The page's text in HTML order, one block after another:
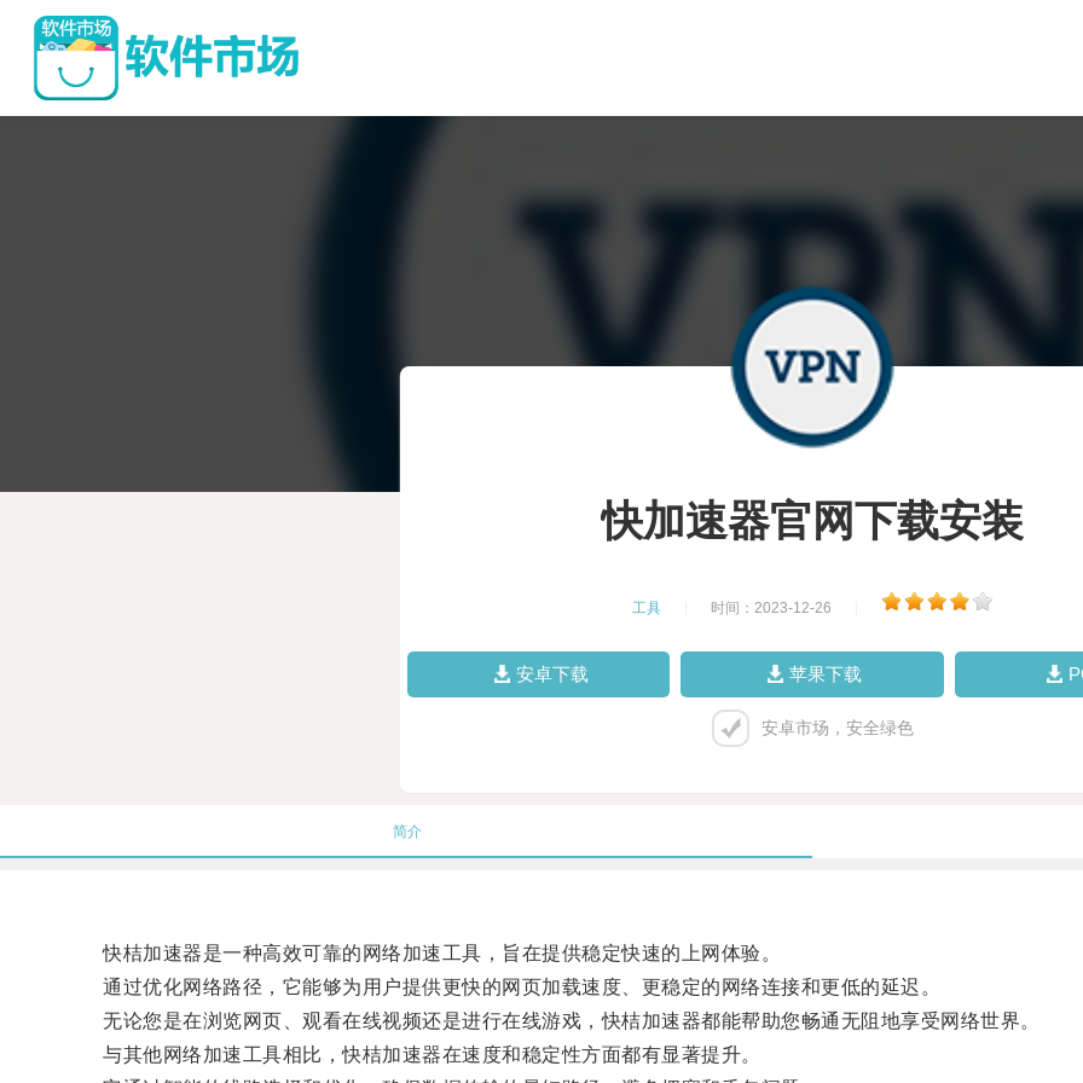
快加速器官网下载安装
工具 时间：2023-12-26
安卓下载 苹果下载
安卓市场，安全绿色
简介
快桔加速器是一种高效可靠的网络加速工具，旨在提供稳定快速的上网体验。
通过优化网络路径，它能够为用户提供更快的网页加载速度、更稳定的网络连接和更低的延迟。
无论您是在浏览网页、观看在线视频还是进行在线游戏，快桔加速器都能帮助您畅通无阻地享受网络世界。
与其他网络加速工具相比，快桔加速器在速度和稳定性方面都有显著提升。